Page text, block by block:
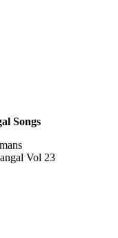
Songs
Vol 23